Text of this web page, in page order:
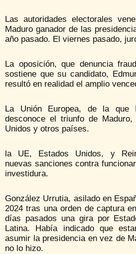
Las autoridades electorales
Maduro ganador de las
año pasado. El viernes pasado,
La oposición, que denuncia
sostiene que su candidato,
resultó en realidad el amplio
La Unión Europea, de la que
desconoce el triunfo de
Unidos y otros países.
la UE, Estados Unidos, y
nuevas sanciones contra
investidura.
González Urrutia, asilado en
2024 tras una orden de captura
días pasados una gira por
Latina. Había indicado que
asumir la presidencia en vez de
no lo hizo.